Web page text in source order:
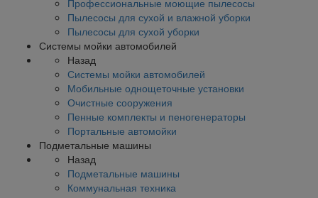
Профессиональные моющие пылесосы
Пылесосы для сухой и влажной уборки
Пылесосы для сухой уборки
Системы мойки автомобилей
Назад
Системы мойки автомобилей
Мобильные однощеточные установки
Очистные сооружения
Пенные комплекты и пеногенераторы
Портальные автомойки
Подметальные машины
Назад
Подметальные машины
Коммунальная техника